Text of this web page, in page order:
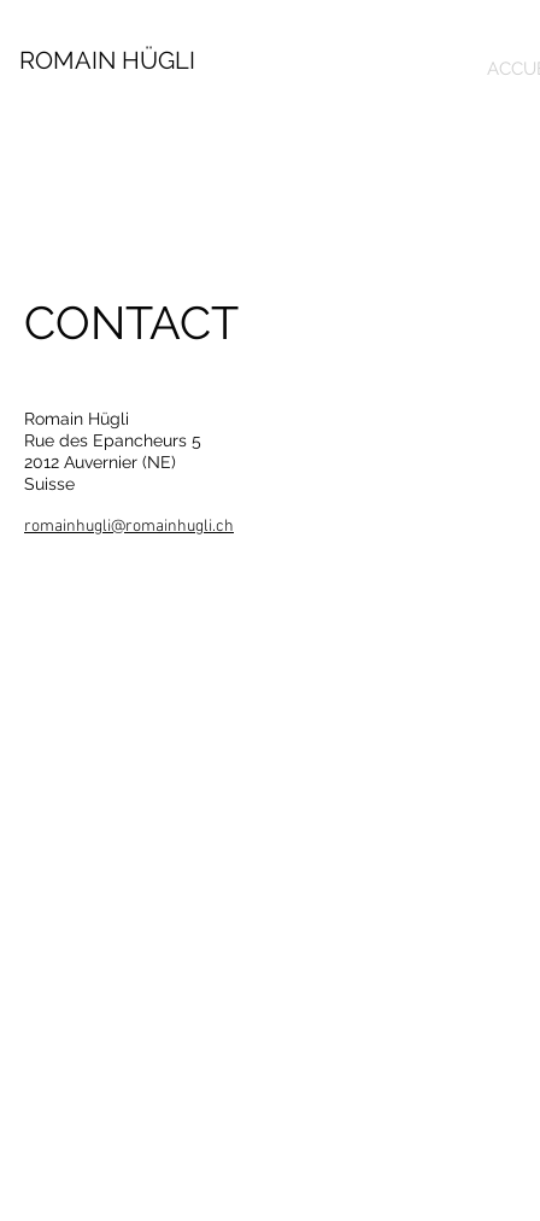
ROMAIN HÜGLI
CONTACT
Romain Hügli
Rue des Epancheurs 5
2012 Auvernier (NE)
Suisse
romainhugli@romainhugli.ch